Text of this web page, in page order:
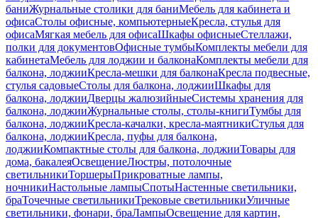
баниЖурнальные столики для баниМебель для кабинета и
офисаСтолы офисные, компьютерныеКресла, стулья для
офисаМягкая мебель для офисаШкафы офисныеСтеллажи,
полки для документовОфисные тумбыКомплекты мебели для
кабинетаМебель для лоджии и балконаКомплекты мебели для
балкона, лоджииКресла-мешки для балконаКресла подвесные,
стулья садовыеСтолы для балкона, лоджииШкафы для
балкона, лоджииДверцы жалюзийныеСистемы хранения для
балкона, лоджииЖурнальные столы, столы-книгиТумбы для
балкона, лоджииКресла-качалки, кресла-маятникиСтулья для
балкона, лоджииКресла, пуфы для балкона,
лоджииКомпактные столы для балкона, лоджииТовары для
дома, бакалеяОсвещениеЛюстры, потолочные
светильникиТоршерыПрикроватные лампы,
ночникиНастольные лампыСпотыНастенные светильники,
браТочечные светильникиТрековые светильникиУличные
светильники, фонари, браЛампыОсвещение для картин,